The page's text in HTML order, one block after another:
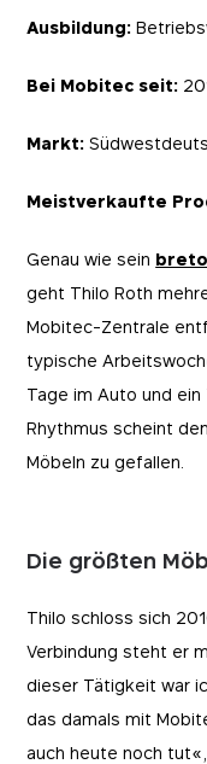
Ausbildung:
Bei Mobitec seit:
Markt:
Meistverkaufte
Genau wie sein
geht Thilo Roth
Mobitec-Zentrale
typische
Tage im Auto und
Rhythmus scheint
Möbeln zu gefallen.
Die größten
Thilo schloss sich
Verbindung steht er
dieser Tätigkeit war
das damals mit
auch heute noch